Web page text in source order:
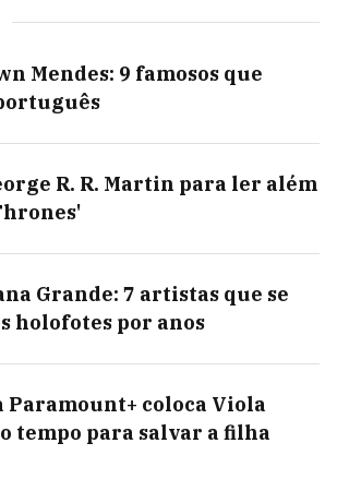
Mendes: 9 famosos que
R. R. Martin para ler além
Grande: 7 artistas que se
holofotes por anos
Paramount+ coloca Viola
tempo para salvar a filha